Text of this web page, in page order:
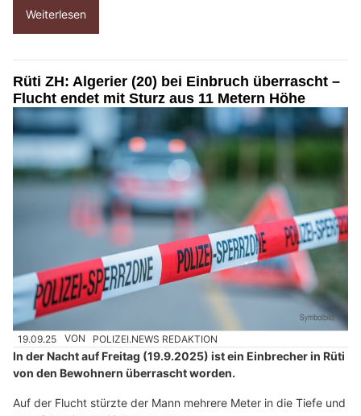
Weiterlesen
Rüti ZH: Algerier (20) bei Einbruch überrascht –
Flucht endet mit Sturz aus 11 Metern Höhe
19.09.25 VON POLIZEI.NEWS REDAKTION
In der Nacht auf Freitag (19.9.2025) ist ein Einbrecher in Rüti
von den Bewohnern überrascht worden.
Auf der Flucht stürzte der Mann mehrere Meter in die Tiefe und